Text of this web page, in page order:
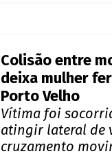
Colisão entre
deixa mulher
Porto Velho
Vítima foi
atingir lateral de
cruzamento